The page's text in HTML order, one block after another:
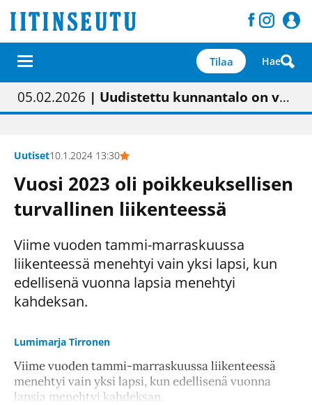
Tilaa Hae
01.02.2026 | Painon vaihtumisen pitäisi näkyä hieman parempana painojäljen laatuna lehdessä
05.02.2026 | Uudistettu kunnantalo on valoisa
23.04.2026 | “Olemme käynnistämässä uudelleen keskustavisiotyön”
09.05.2026| "Maalla on totuttu elämään omavaraisemmin kuin kaupungissa"
Uutiset10.1.2024 13:30
Vuosi 2023 oli poikkeuksellisen
turvallinen liikenteessä
Viime vuoden tammi-marraskuussa
liikenteessä menehtyi vain yksi lapsi, kun
edellisenä vuonna lapsia menehtyi
kahdeksan.
Lumimarja Tirronen
Viime vuoden tammi-marraskuussa liikenteessä
menehtyi vain yksi lapsi, kun edellisenä vuonna
lapsia menehtyi kahdeksan.